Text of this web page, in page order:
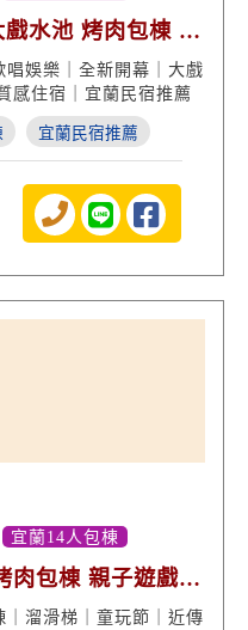
戲水池 烤肉包棟 專
娛樂｜全新開幕｜大戲
感住宿｜宜蘭民宿推薦
宜蘭民宿推薦
宜蘭14人包棟
肉包棟 親子遊戲
溜滑梯｜童玩節｜近傳